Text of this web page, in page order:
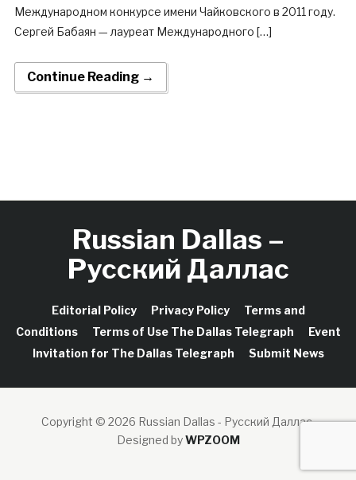
Международном конкурсе имени Чайковского в 2011 году.
Сергей Бабаян — лауреат Международного […]
Continue Reading →
Russian Dallas –
Русский Даллас
Editorial Policy Privacy Policy
Terms and
Conditions
Terms of Use The Dallas Telegraph
Event
Invitation for The Dallas Telegraph
Submit News
Copyright © 2026 Russian Dallas - Русский Даллас.
Designed byWPZOOM